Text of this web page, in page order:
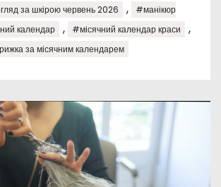
за шкірою червень 2026 ,
#манікюр
календар
, #місячний календар краси ,
за місячним календарем